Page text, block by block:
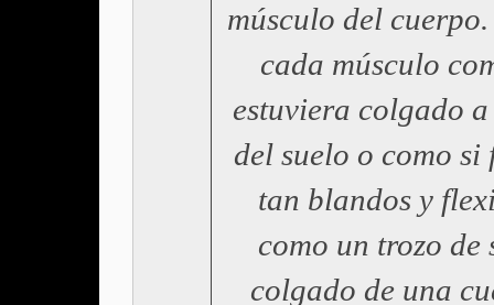
músculo del
cada músculo
estuviera colgado
del suelo o como si
tan blandos y
como un trozo de
colgado de una